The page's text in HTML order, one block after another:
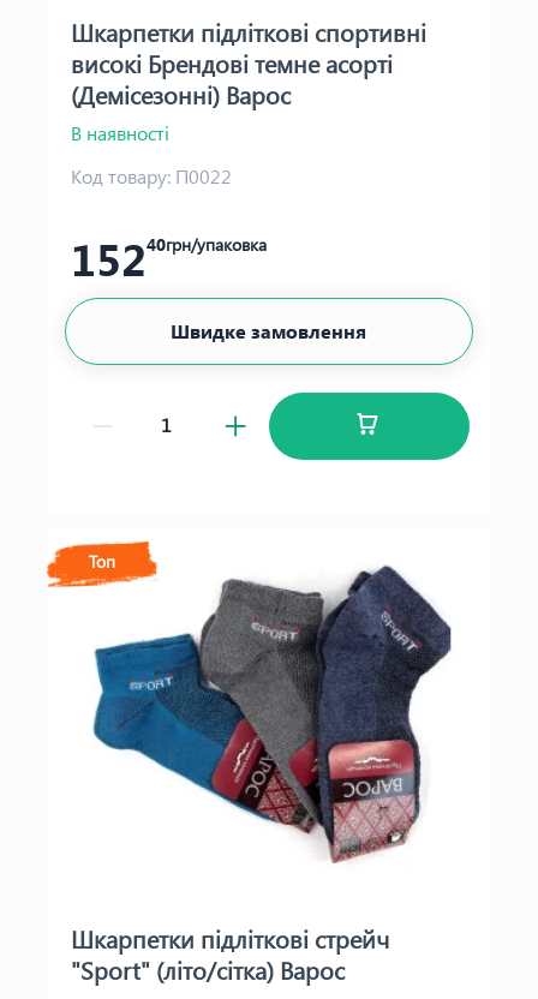
Шкарпетки підліткові спортивні
високі Брендові темне асорті
(Демісезонні) Варос
В наявності
Код товару: П0022
15240грн/упаковка
Швидке замовлення
Топ
Шкарпетки підліткові стрейч
"Sport" (літо/сітка) Варос